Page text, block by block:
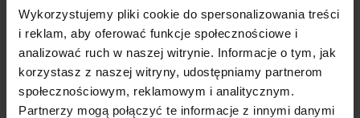
Wykorzystujemy pliki cookie do spersonalizowania treści
i reklam, aby oferować funkcje społecznościowe i
analizować ruch w naszej witrynie. Informacje o tym, jak
korzystasz z naszej witryny, udostępniamy partnerom
społecznościowym, reklamowym i analitycznym.
Partnerzy mogą połączyć te informacje z innymi danymi
GTX Poland Sp. z o.o. Sp. K.
ul. Pograniczna 2/4
02-285 Warszawa
tel. +48 22 573 03 00
office@gtx-group.com